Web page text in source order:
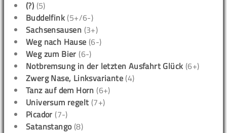
(?) (5)
Buddelfink (5+/6-)
Sachsensausen (3+)
Weg nach Hause (6-)
Weg zum Bier (6-)
Notbremsung in der letzten Ausfahrt Glück (6+)
Zwerg Nase, Linksvariante (4)
Tanz auf dem Horn (6+)
Universum regelt (7+)
Picador (7-)
Satanstango(8)